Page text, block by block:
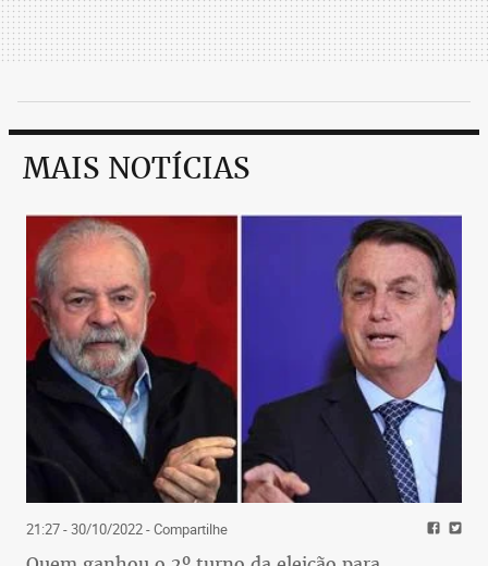
MAIS NOTÍCIAS
21:27 - 30/10/2022- Compartilhe